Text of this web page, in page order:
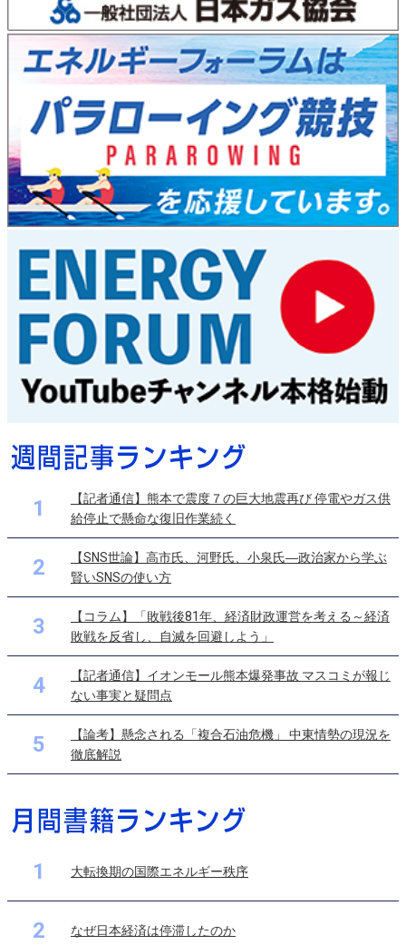
1
【記者通信】熊本で震度７の巨大地震再び 停電やガス供
給停止で懸命な復旧作業続く
2
【SNS世論】高市氏、河野氏、小泉氏―政治家から学ぶ
賢いSNSの使い方
3
【コラム】「敗戦後81年、経済財政運営を考える～経済
敗戦を反省し、自滅を回避しよう」
4
【記者通信】イオンモール熊本爆発事故 マスコミが報じ
ない事実と疑問点
5
【論考】懸念される「複合石油危機」 中東情勢の現況を
徹底解説
1 大転換期の国際エネルギー秩序
2 なぜ日本経済は停滞したのか